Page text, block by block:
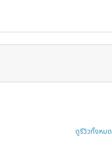
ดูรีวิวทั้งหมด